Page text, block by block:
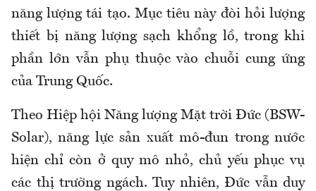
năng lượng tái tạo. Mục tiêu này đòi hỏi lượng
thiết bị năng lượng sạch khổng lồ, trong khi
phần lớn vẫn phụ thuộc vào chuỗi cung ứng
của Trung Quốc.
Theo Hiệp hội Năng lượng Mặt trời Đức (BSW-
Solar), năng lực sản xuất mô-đun trong nước
hiện chỉ còn ở quy mô nhỏ, chủ yếu phục vụ
các thị trường ngách. Tuy nhiên, Đức vẫn duy